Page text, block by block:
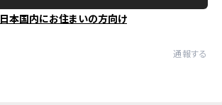
日本国内にお住まいの方向け
通報する